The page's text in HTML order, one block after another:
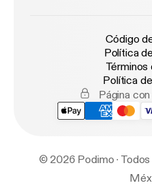
Código
Política
Política
Página
© 2026 Podimo ·